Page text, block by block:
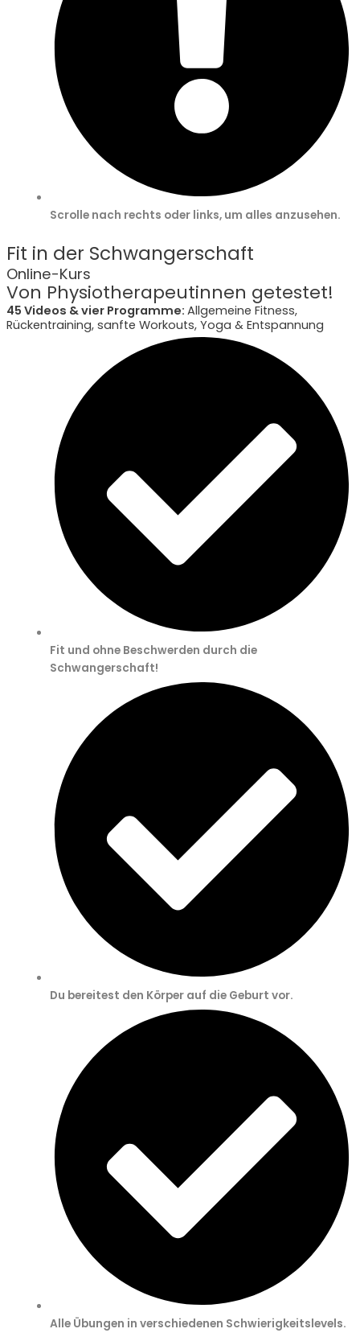
Scrolle nach rechts oder links, um alles anzusehen.
Fit in der Schwangerschaft
Online-Kurs
Von Physiotherapeutinnen getestet!
45 Videos & vier Programme: Allgemeine Fitness,
Rückentraining, sanfte Workouts, Yoga & Entspannung
Fit und ohne Beschwerden durch die
Schwangerschaft!
Du bereitest den Körper auf die Geburt vor.
Alle Übungen in verschiedenen Schwierigkeitslevels.